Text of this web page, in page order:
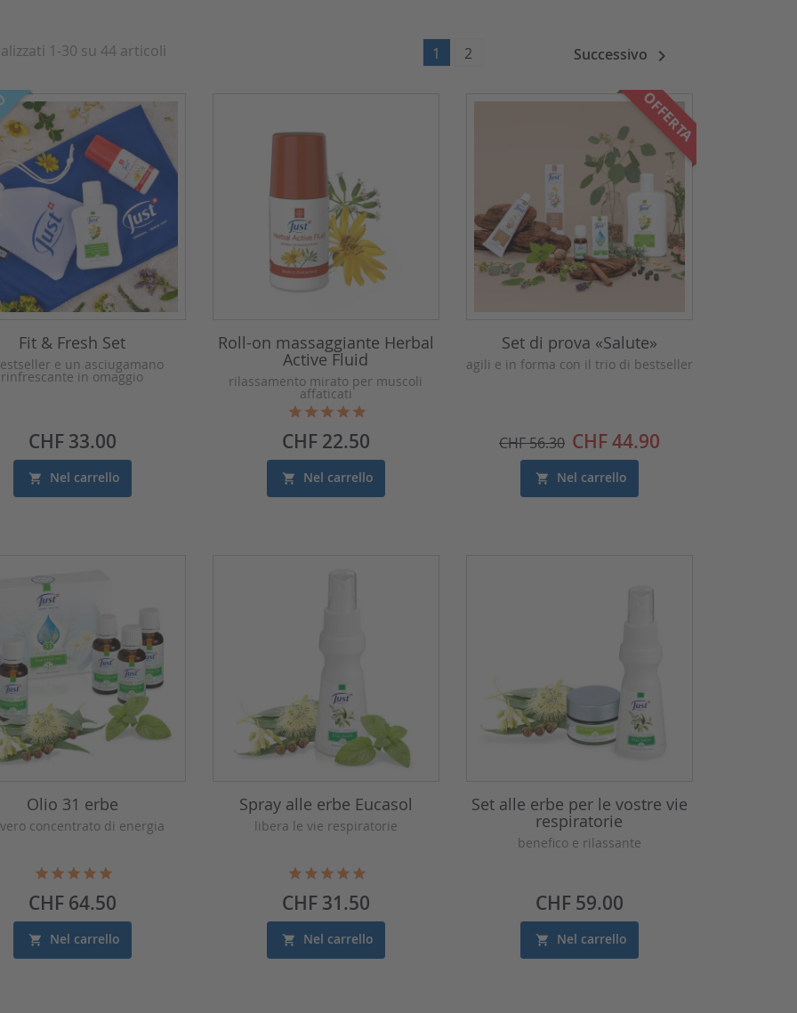
1-30 su 44 articoli 1 2 Successivo 
Fit & Fresh Set
e un asciugamano
rinfrescante in omaggio
Prezzo
CHF 33.00
Nel carrello
Roll-on massaggiante Herbal
Active Fluid
rilassamento mirato per muscoli
affaticati
Prezzo
CHF 22.50
Nel carrello
Set di prova «Salute»
agili e in forma con il trio di bestseller
Prezzo
CHF 56.30 CHF 44.90
Nel carrello
OFFERTA
Olio 31 erbe
concentrato di energia
Prezzo
CHF 64.50
Nel carrello
Spray alle erbe Eucasol
libera le vie respiratorie
Prezzo
CHF 31.50
Nel carrello
Set alle erbe per le vostre vie
respiratorie
benefico e rilassante
Prezzo
CHF 59.00
Nel carrello